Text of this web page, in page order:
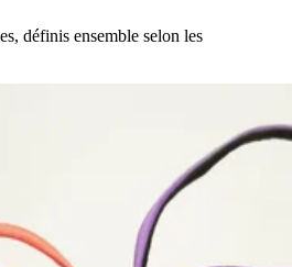
définis ensemble selon les